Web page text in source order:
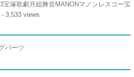
宝塚歌劇月組舞音MANONマノンレスコー宝
- 3,533 views